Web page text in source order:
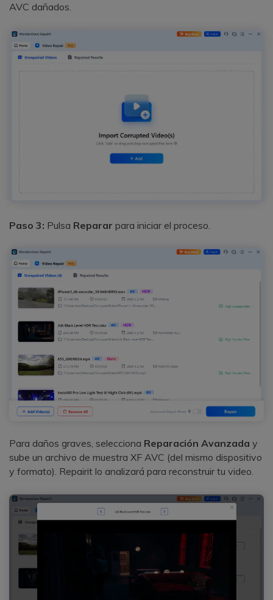
AVC dañados.
Paso 3: Pulsa Reparar para iniciar el proceso.
Para daños graves, selecciona Reparación Avanzada y
sube un archivo de muestra XF AVC (del mismo dispositivo
y formato). Repairit lo analizará para reconstruir tu video.